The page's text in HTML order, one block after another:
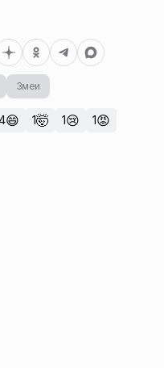
Змеи
😄 1🤯 1😢 1😡